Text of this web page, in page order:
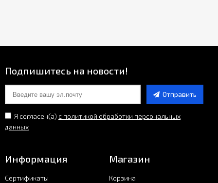
Подпишитесь на новости!
Отправить
Я согласен(a) с политикой обработки персональных
данных
Информация
Сертификаты
Магазин
Корзина